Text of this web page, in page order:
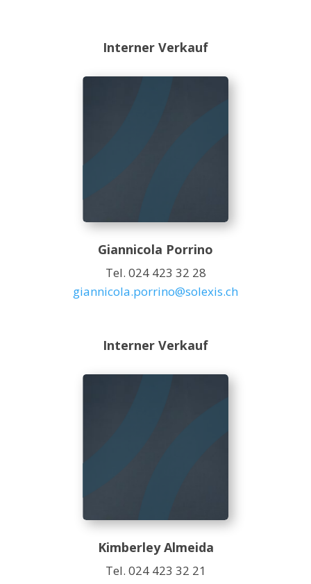
Interner Verkauf
Giannicola Porrino
Tel. 024 423 32 28
giannicola.porrino@solexis.ch
Interner Verkauf
Kimberley Almeida
Tel. 024 423 32 21